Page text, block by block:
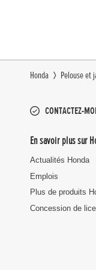
Honda Pelouse et
CONTACTEZ-MOI
En savoir plus sur
Actualités Honda
Emplois
Plus de produits
Concession de